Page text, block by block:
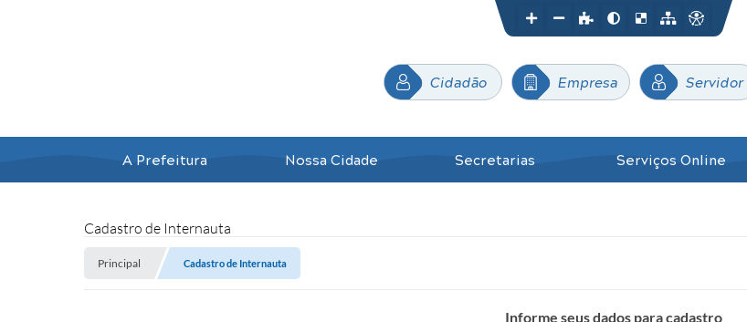
Cidadão Empresa Servidor
A Prefeitura Nossa Cidade Secretarias Serviços Online
Cadastro de Internauta
Principal Cadastro de Internauta
Informe seus dados para cadastro